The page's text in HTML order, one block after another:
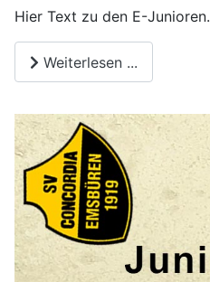
Hier Text zu den E-Junioren.
Weiterlesen ...